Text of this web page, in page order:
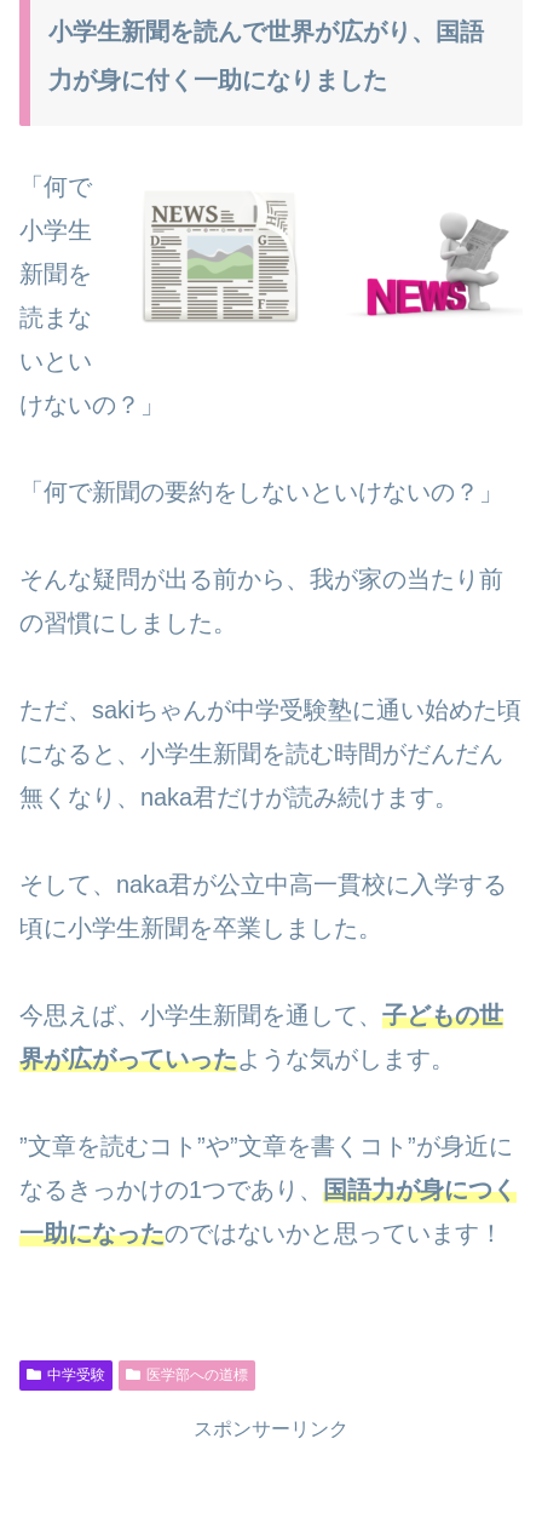
小学生新聞を読んで世界が広がり、国語
力が身に付く一助になりました
「何で
小学生
新聞を
読まな
いとい
けないの？」
「何で新聞の要約をしないといけないの？」
そんな疑問が出る前から、我が家の当たり前
の習慣にしました。
ただ、sakiちゃんが中学受験塾に通い始めた頃
になると、小学生新聞を読む時間がだんだん
無くなり、naka君だけが読み続けます。
そして、naka君が公立中高一貫校に入学する
頃に小学生新聞を卒業しました。
今思えば、小学生新聞を通して、 子どもの世
界が広がっていったような気がします。
”文章を読むコト”や”文章を書くコト”が身近に
なるきっかけの1つであり、 国語力が身につく
一助になったのではないかと思っています！
中学受験 医学部への道標
スポンサーリンク